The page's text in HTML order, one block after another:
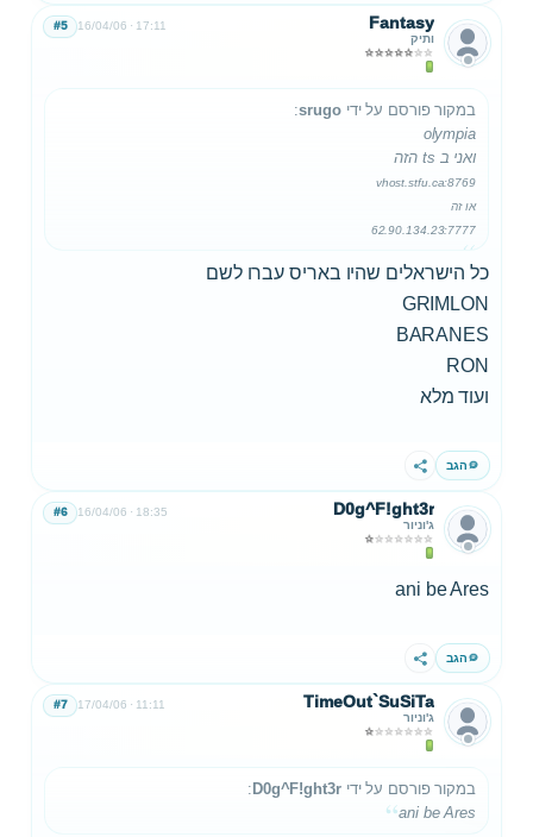
Fantasy
ותיק
16/04/06 17:11
#5
במקור פורסם על ידיsrugo
:
olympia
ואני ב ts הזה
vhost.stfu.ca:8769
או זה
62.90.134.23:7777
כל הישראלים שהיו באריס עברו לשם
GRIMLON
BARANES
RON
ועוד מלא
הגב שתף
D0g^F!ght3r
ג'וניור
16/04/06 18:35
#6
ani be Ares
הגב שתף
TimeOut`SuSiTa
ג'וניור
17/04/06 11:11
#7
במקור פורסם על ידיD0g^F!ght3r
:
ani be Ares